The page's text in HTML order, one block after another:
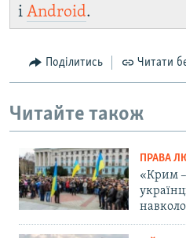
і Android.
Поділитись Читати
Читайте також
ПРАВА
«Крим